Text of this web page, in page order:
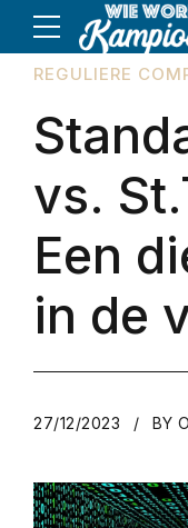
REGULIERE
vs.
Een
in de
27/12/2023 BY